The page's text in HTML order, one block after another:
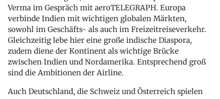
Verma im Gespräch mit aeroTELEGRAPH. Europa
verbinde Indien mit wichtigen globalen Märkten,
sowohl im Geschäfts- als auch im Freizeitreiseverkehr.
Gleichzeitig lebe hier eine große indische Diaspora,
zudem diene der Kontinent als wichtige Brücke
zwischen Indien und Nordamerika. Entsprechend groß
sind die Ambitionen der Airline.
Auch Deutschland, die Schweiz und Österreich spielen